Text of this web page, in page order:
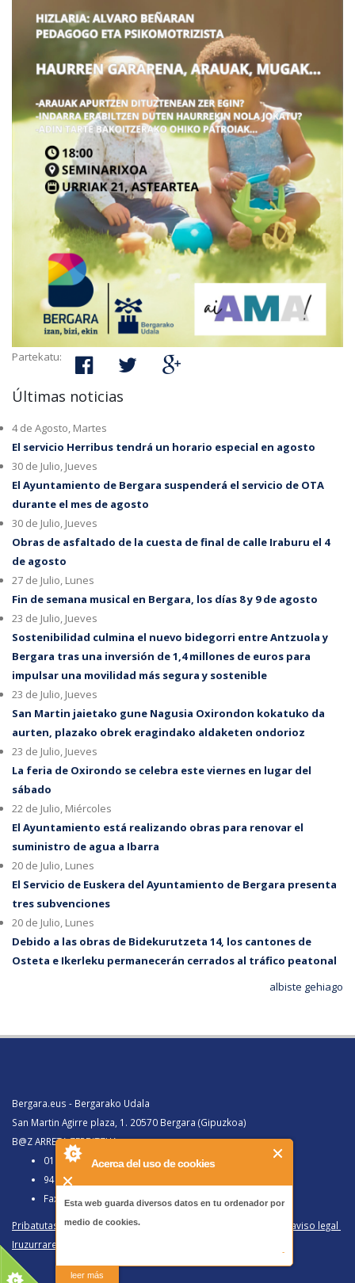
Acerca del uso de cookies
Esta web guarda diversos datos en tu ordenador por
medio de cookies.
-
leer más
Partekatu:
Últimas noticias
4 de Agosto, Martes
El servicio Herribus tendrá un horario especial en agosto
30 de Julio, Jueves
El Ayuntamiento de Bergara suspenderá el servicio de OTA
durante el mes de agosto
30 de Julio, Jueves
Obras de asfaltado de la cuesta de final de calle Iraburu el 4
de agosto
27 de Julio, Lunes
Fin de semana musical en Bergara, los días 8 y 9 de agosto
23 de Julio, Jueves
Sostenibilidad culmina el nuevo bidegorri entre Antzuola y
Bergara tras una inversión de 1,4 millones de euros para
impulsar una movilidad más segura y sostenible
23 de Julio, Jueves
San Martin jaietako gune Nagusia Oxirondon kokatuko da
aurten, plazako obrek eragindako aldaketen ondorioz
23 de Julio, Jueves
La feria de Oxirondo se celebra este viernes en lugar del
sábado
22 de Julio, Miércoles
El Ayuntamiento está realizando obras para renovar el
suministro de agua a Ibarra
20 de Julio, Lunes
El Servicio de Euskera del Ayuntamiento de Bergara presenta
tres subvenciones
20 de Julio, Lunes
Debido a las obras de Bidekurutzeta 14, los cantones de
Osteta e Ikerleku permanecerán cerrados al tráfico peatonal
albiste gehiago
Bergara.eus - Bergarako Udala
San Martin Agirre plaza, 1. 20570 Bergara (Gipuzkoa)
B@Z ARRETA ZERBITZUA:
010, Bergaratik deituz gero
943 77 91 00, Bergaraz kanpotik deituz gero
Faxa 943 77 91 63
Pribatutasun politika eta lege oharra
Política de privacidad y aviso legal
Iruzurraren Aurkako Politika